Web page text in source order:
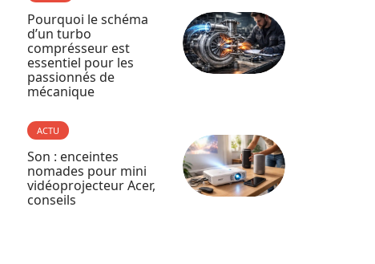
Pourquoi le schéma
d’un turbo
comprésseur est
essentiel pour les
passionnés de
mécanique
ACTU
Son : enceintes
nomades pour mini
vidéoprojecteur Acer,
conseils